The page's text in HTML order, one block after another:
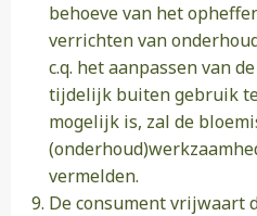
behoeve van het
verrichten van
c.q. het aanpassen van
tijdelijk buiten gebruik
mogelijk is, zal de
vermelden.
De consument vrijwaart